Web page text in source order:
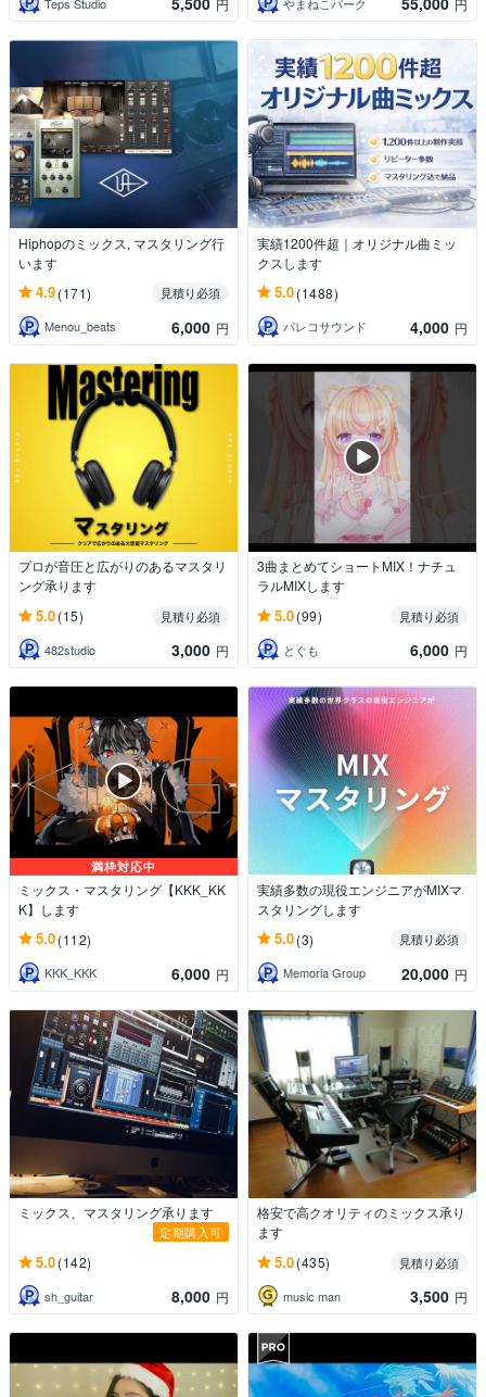
円 円
Hiphopのミックス, マスタリング行
います
4.9(171)
見積り必須
Menou_beats
6,000 円
実績1200件超｜オリジナル曲ミッ
クスします
5.0(1488)
パレコサウンド 4,000 円
プロが音圧と広がりのあるマスタリ
ング承ります
5.0(15)
見積り必須
482studio
3,000 円
3曲まとめてショートMIX！ナチュ
ラルMIXします
5.0(99)
見積り必須
とぐも
6,000 円
満枠対応中
ミックス・マスタリング【KKK_KK
K】します
5.0(112)
KKK_KKK 6,000 円
実績多数の現役エンジニアがMIXマ
スタリングします
5.0(3)
見積り必須
Memoria Group
20,000 円
ミックス、マスタリング承ります
定期購入可
5.0(142)
sh_guitar 8,000 円
格安で高クオリティのミックス承り
ます
5.0(435)
見積り必須
music man
3,500 円